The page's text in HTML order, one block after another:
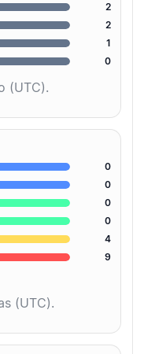
2
2
1
0
(UTC).
0
0
0
0
4
9
(UTC).